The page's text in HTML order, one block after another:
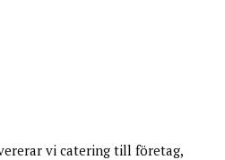
vi catering till företag,